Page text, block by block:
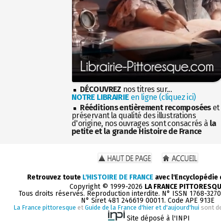
DÉCOUVREZ nos titres sur...
NOTRE LIBRAIRIE en ligne (cliquez ici)
Rééditions entièrement recomposéeset
préservant la qualité des illustrations
d'origine, nos ouvrages sont consacrés à la
petite et la grande Histoire de France
Retrouvez toute L'HISTOIRE DE FRANCE avec
Copyright © 1999-2026 LA FRANCE
Tous droits réservés. Reproduction interdite. N° ISSN 1768-
N° Siret 481 246619 00011. Code APE 913E
La France pittoresque et Guide de la France d'hier et d'aujourd'hui sont
Site déposé à l'INPI